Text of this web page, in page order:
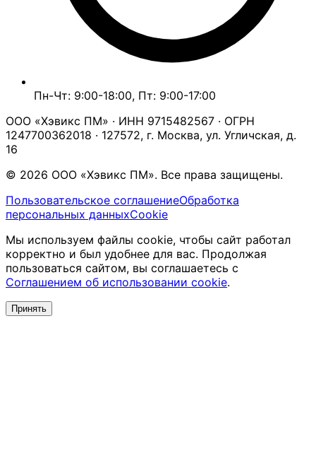
Пн-Чт: 9:00-18:00, Пт: 9:00-17:00
ООО «Хэвикс ПМ» · ИНН 9715482567 · ОГРН
1247700362018 · 127572, г. Москва, ул. Угличская, д.
16
© 2026 ООО «Хэвикс ПМ». Все права защищены.
Пользовательское соглашениеОбработка
персональных данныхCookie
Мы используем файлы cookie, чтобы сайт работал
корректно и был удобнее для вас. Продолжая
пользоваться сайтом, вы соглашаетесь с
Соглашением об использовании cookie.
Принять